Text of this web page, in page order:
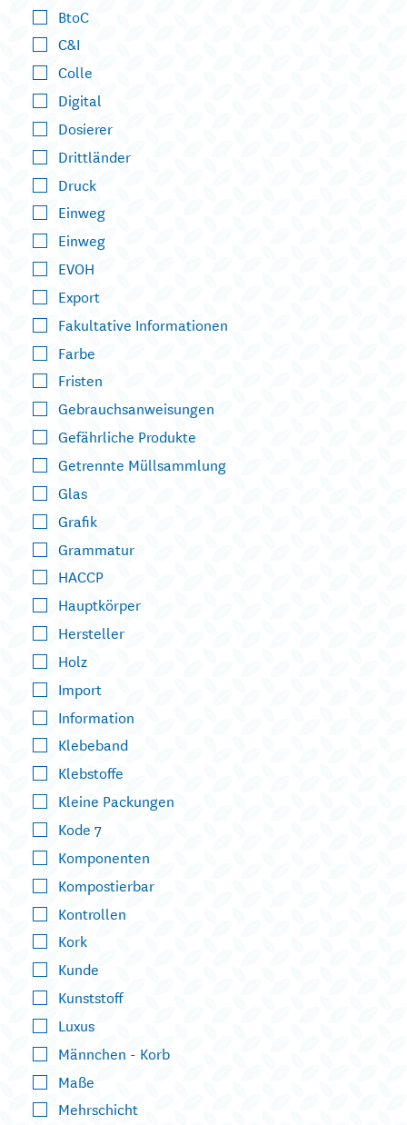
BtoC
C&I
Colle
Digital
Dosierer
Drittländer
Druck
Einweg
Einweg
EVOH
Export
Fakultative Informationen
Farbe
Fristen
Gebrauchsanweisungen
Gefährliche Produkte
Getrennte Müllsammlung
Glas
Grafik
Grammatur
HACCP
Hauptkörper
Hersteller
Holz
Import
Information
Klebeband
Klebstoffe
Kleine Packungen
Kode 7
Komponenten
Kompostierbar
Kontrollen
Kork
Kunde
Kunststoff
Luxus
Männchen - Korb
Maße
Mehrschicht